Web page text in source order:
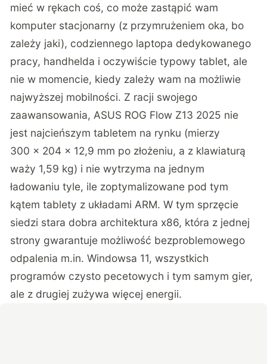
mieć w rękach coś, co może zastąpić wam
komputer stacjonarny (z przymrużeniem oka, bo
zależy jaki), codziennego laptopa dedykowanego
pracy, handhelda i oczywiście typowy tablet, ale
nie w momencie, kiedy zależy wam na możliwie
najwyższej mobilności. Z racji swojego
zaawansowania, ASUS ROG Flow Z13 2025 nie
jest najcieńszym tabletem na rynku (mierzy
300 × 204 × 12,9 mm po złożeniu, a z klawiaturą
waży 1,59 kg) i nie wytrzyma na jednym
ładowaniu tyle, ile zoptymalizowane pod tym
kątem tablety z układami ARM. W tym sprzęcie
siedzi stara dobra architektura x86, która z jednej
strony gwarantuje możliwość bezproblemowego
odpalenia m.in. Windowsa 11, wszystkich
programów czysto pecetowych i tym samym gier,
ale z drugiej zużywa więcej energii.